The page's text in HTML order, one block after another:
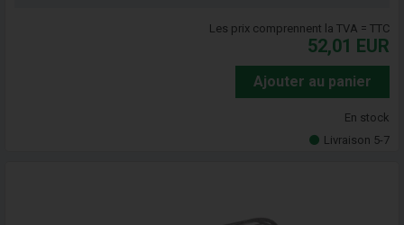
Les prix comprennent la TVA = TTC
52,01 EUR
Ajouter au panier
En stock
Livraison 5-7